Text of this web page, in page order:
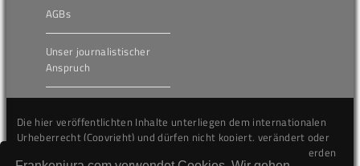
AGBs
Unser journalistischer
Anspruch
Die hier veröffentlichten Inhalte unterliegen dem internationalen
Urheberrecht (Copyright) und dürfen nicht kopiert, verändert oder
unverändert wiederveröffentlicht werden. Gegen Verstöße werden